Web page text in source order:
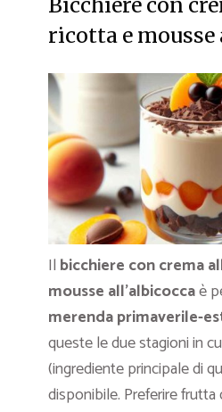
ricotta e mousse
Il bicchiere con crema
mousse all’albicoccaè
merenda primaverile-
queste le due stagioni in
(ingrediente principale di
disponibile. Preferire